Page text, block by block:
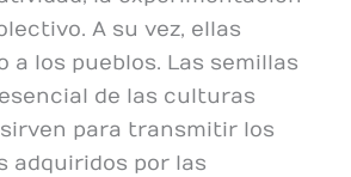
A su vez, ellas
a los pueblos. Las semillas
de las culturas
para transmitir los
adquiridos por las